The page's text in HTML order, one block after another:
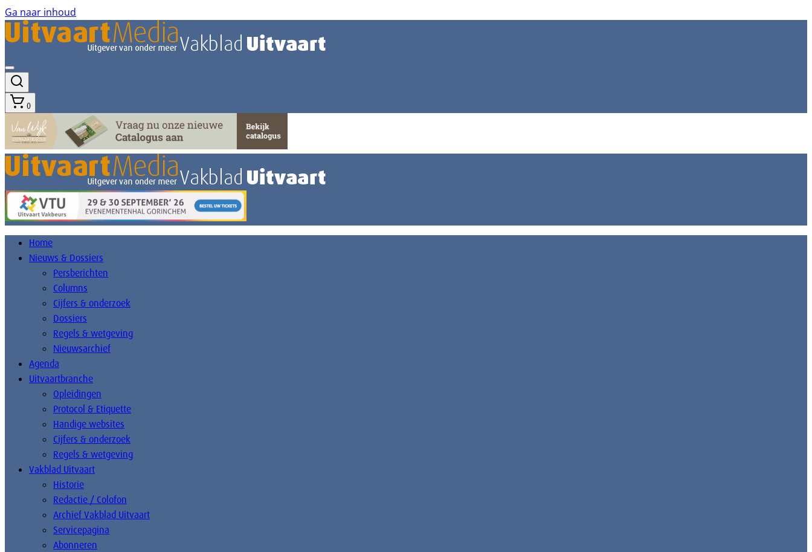
Ga naar inhoud
0
Home
Nieuws & Dossiers
Persberichten
Columns
Cijfers & onderzoek
Dossiers
Regels & wetgeving
Nieuwsarchief
Agenda
Uitvaartbranche
Opleidingen
Protocol & Etiquette
Handige websites
Cijfers & onderzoek
Regels & wetgeving
Vakblad Uitvaart
Historie
Redactie / Colofon
Archief Vakblad Uitvaart
Servicepagina
Abonneren